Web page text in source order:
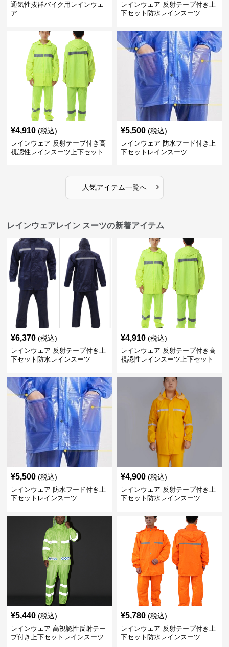
通気性抜群バイク用レインウェ
ア
レインウェア 反射テープ付き上
下セット防水レインスーツ
¥4,910 (税込)
レインウェア 反射テープ付き高
視認性レインスーツ上下セット
¥5,500 (税込)
レインウェア 防水フード付き上
下セットレインスーツ
人気アイテム一覧へ ›
レインウェアレイン スーツの新着アイテム
¥6,370 (税込)
レインウェア 反射テープ付き上
下セット防水レインスーツ
¥4,910 (税込)
レインウェア 反射テープ付き高
視認性レインスーツ上下セット
¥5,500 (税込)
レインウェア 防水フード付き上
下セットレインスーツ
¥4,900 (税込)
レインウェア 反射テープ付き上
下セット防水レインスーツ
¥5,440 (税込)
レインウェア 高視認性反射テー
プ付き上下セットレインスーツ
¥5,780 (税込)
レインウェア 反射テープ付き上
下セット防水レインスーツ